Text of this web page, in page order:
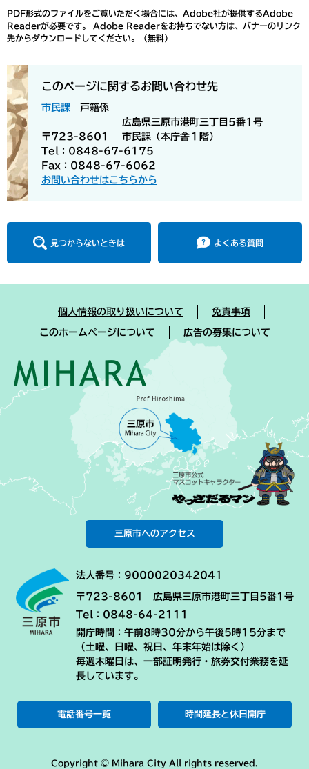
PDF形式のファイルをご覧いただく場合には、Adobe社が提供するAdobe
Readerが必要です。
Adobe Readerをお持ちでない方は、バナーのリンク
先からダウンロードしてください。（無料）
このページに関するお問い合わせ先
市民課 戸籍係
〒723-8601
広島県三原市港町三丁目5番1号
市民課（本庁舎１階）
Tel：0848-67-6175
Fax：0848-67-6062
お問い合わせはこちらから
見つからないときは よくある質問
個人情報の取り扱いについて 免責事項
このホームページについて 広告の募集について
三原市へのアクセス
法人番号：9000020342041
〒723-8601 広島県三原市港町三丁目5番1号
Tel：0848-64-2111
開庁時間：午前8時30分から午後5時15分まで
（土曜、日曜、祝日、年末年始は除く）
毎週木曜日は、一部証明発行・旅券交付業務を延
長しています。
電話番号一覧 時間延長と休日開庁
Copyright © Mihara City All rights reserved.